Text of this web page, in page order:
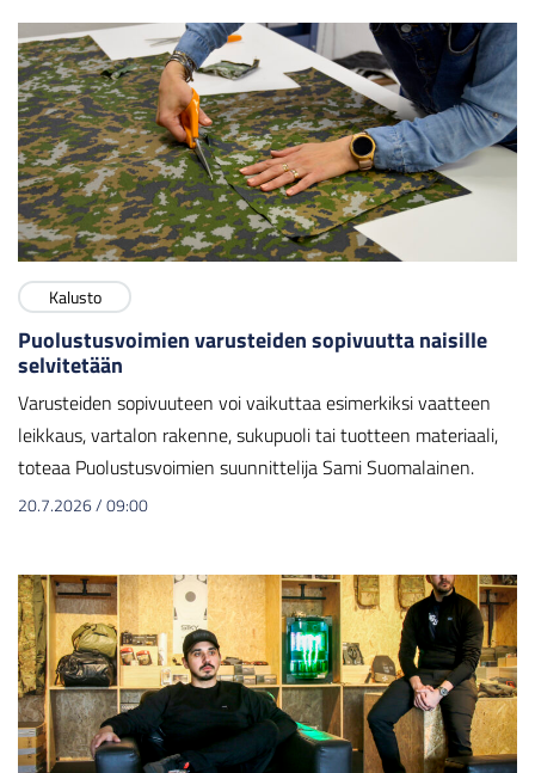
Kalusto
Puolustusvoimien varusteiden sopivuutta naisille
selvitetään
Varusteiden sopivuuteen voi vaikuttaa esimerkiksi vaatteen
leikkaus, vartalon rakenne, sukupuoli tai tuotteen materiaali,
toteaa Puolustusvoimien suunnittelija Sami Suomalainen.
20.7.2026/09:00